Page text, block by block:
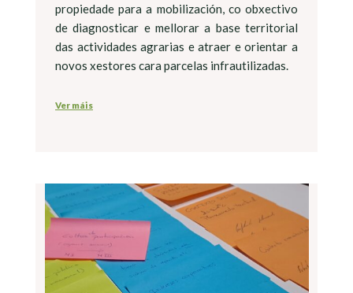
propiedade para a mobilización, co obxectivo
de diagnosticar e mellorar a base territorial
das actividades agrarias e atraer e orientar a
novos xestores cara parcelas infrautilizadas.
Ver máis